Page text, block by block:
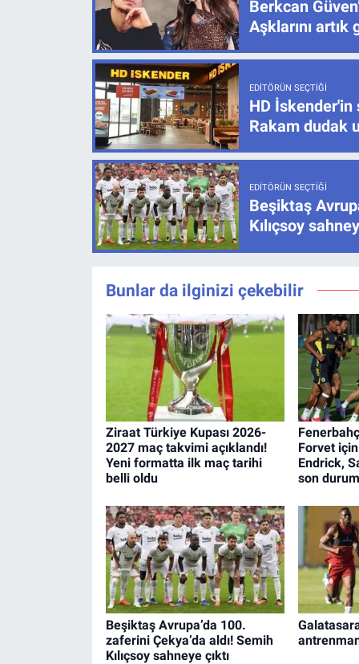
Berkcan
Aşklarını
EDITÖRÜN SEÇTIĞI
HD İskender'in
Rakam dudak
EDITÖRÜN SEÇTIĞI
Beşiktaş
Kılıçsoy
Bunlar da ilginizi çekebilir
Ziraat Türkiye Kupası 2026-
2027 maç takvimi açıklandı!
Yeni formatta ilk maç tarihi
belli oldu
Forvet
Endrick,
son durum
Beşiktaş Avrupa’da 100.
zaferini Çekya’da aldı! Semih
Kılıçsoy sahneye çıktı